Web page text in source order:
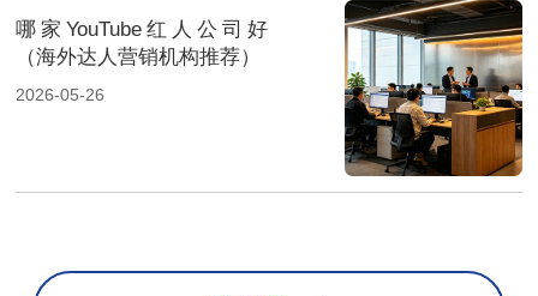
哪家YouTube红人公司好
（海外达人营销机构推荐）
2026-05-26